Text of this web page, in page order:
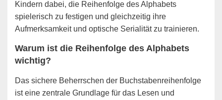
Kindern dabei, die Reihenfolge des Alphabets
spielerisch zu festigen und gleichzeitig ihre
Aufmerksamkeit und optische Serialität zu trainieren.
Warum ist die Reihenfolge des Alphabets
wichtig?
Das sichere Beherrschen der Buchstabenreihenfolge
ist eine zentrale Grundlage für das Lesen und